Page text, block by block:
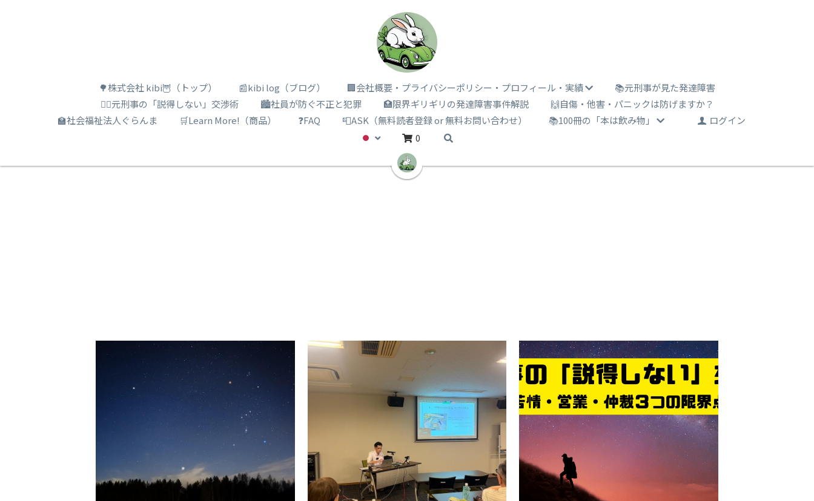
🌳株式会社 kibi🦉（トップ） 📰kibi log（ブログ） 🏢会社概要・プライバシーポリシー・プロフィール・実績
📚元刑事が見た発達障害
🕵️‍♂️元刑事の「説得しない」交渉術
🏙️社員が防ぐ不正と犯罪 🏥限界ギリギリの発達障害事件解説
🙌自傷・他害・パニックは防げますか？
🏫社会福祉法人ぐらんま
🛒Learn More!（商品） ❓FAQ 📮ASK（無料読者登録 or 無料お問い合わせ） 📚100冊の「本は飲み物」
ログイン
0